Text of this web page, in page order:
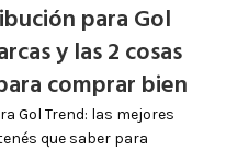
para Gol
y las 2 cosas
comprar bien
Gol Trend: las mejores
que saber para